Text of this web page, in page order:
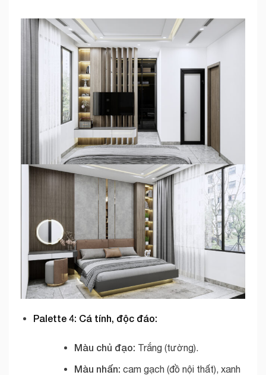
Palette 4: Cá tính, độc đáo:
Màu chủ đạo: Trắng (tường).
Màu nhấn: cam gạch (đồ nội thất), xanh